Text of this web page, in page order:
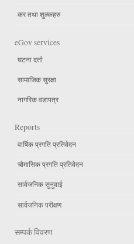
कर तथा शुल्कहरु
eGov services
घटना दर्ता
सामाजिक सुरक्षा
नागरिक वडापत्र
Reports
वार्षिक प्रगति प्रतिवेदन
चौमासिक प्रगति प्रतिवेदन
सार्वजनिक सुनुवाई
सार्वजनिक परीक्षण
सम्पर्क विवरण